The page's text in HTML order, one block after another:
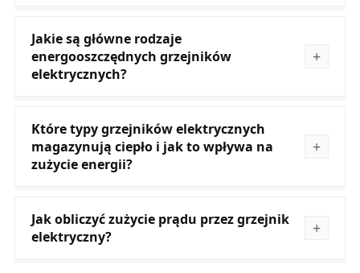
Jakie są główne rodzaje
energooszczędnych grzejników
elektrycznych?
Które typy grzejników elektrycznych
magazynują ciepło i jak to wpływa na
zużycie energii?
Jak obliczyć zużycie prądu przez grzejnik
elektryczny?